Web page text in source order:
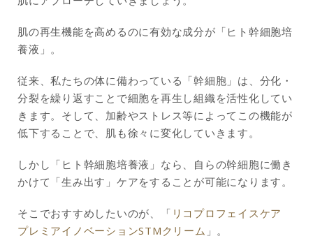
肌の再生機能を高めるのに有効な成分が「ヒト幹細胞培
養液」。
従来、私たちの体に備わっている「幹細胞」は、分化・
分裂を繰り返すことで細胞を再生し組織を活性化してい
きます。そして、加齢やストレス等によってこの機能が
低下することで、肌も徐々に変化していきます。
しかし「ヒト幹細胞培養液」なら、自らの幹細胞に働き
かけて「生み出す」ケアをすることが可能になります。
そこでおすすめしたいのが、「 リコプロフェイスケア
プレミアイノベーションSTMクリーム 」。